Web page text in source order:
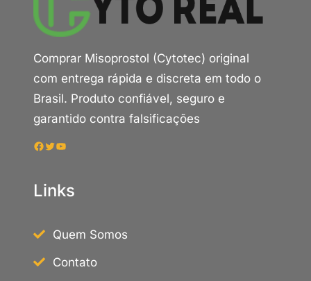
Comprar Misoprostol (Cytotec) original
com entrega rápida e discreta em todo o
Brasil. Produto confiável, seguro e
garantido contra falsificações
Facebook Twitter Youtube
Links
Quem Somos
Contato